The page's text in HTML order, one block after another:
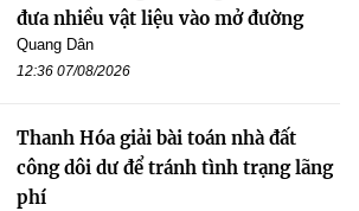
đưa nhiều vật liệu vào mở đường
Quang Dân
12:36 07/08/2026
Thanh Hóa giải bài toán nhà đất
công dôi dư để tránh tình trạng lãng
phí